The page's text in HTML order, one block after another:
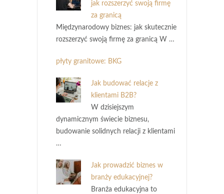
jak rozszerzyć swoją firmę
za granicą
Międzynarodowy biznes: jak skutecznie
rozszerzyć swoją firmę za granicą W …
płyty granitowe: BKG
Jak budować relacje z
klientami B2B?
W dzisiejszym
dynamicznym świecie biznesu,
budowanie solidnych relacji z klientami
…
Jak prowadzić biznes w
branży edukacyjnej?
Branża edukacyjna to